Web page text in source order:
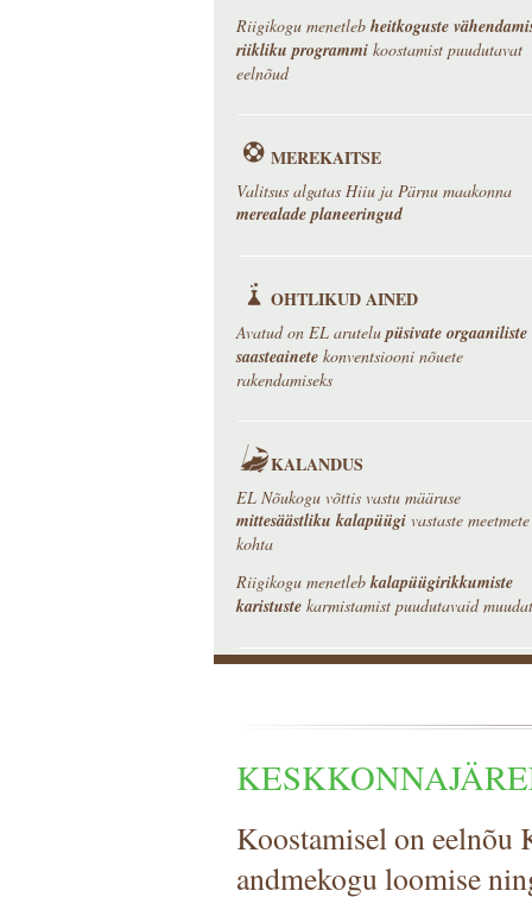
Riigikogu menetleb heitkoguste
riikliku programmikoostamist puudutavat
eelnõud
MEREKAITSE
Valitsus algatas Hiiu ja Pärnu maakonna
merealade planeeringud
OHTLIKUD AINED
Avatud on EL arutelupüsivate orgaaniliste
saasteainetekonventsiooni nõuete
rakendamiseks
KALANDUS
EL Nõukogu võttis vastu määruse
mittesäästliku kalapüügi vastaste meetmete
kohta
Riigikogu menetlebkalapüügirikkumiste
karistustekarmistamist puudutavaid
Koostamisel on
andmekogu loomise